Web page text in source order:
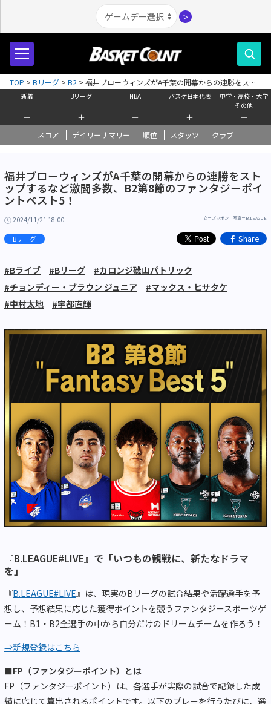
＞
新着
＋
Bリーグ
＋
NBA
＋
バスケ日本代表
＋
中学・高校・大学
その他
＋
スコア デイリーサマリー 順位 スタッツ クラブ
TOP > Bリーグ > B2 > 福井ブローウィンズがA千葉の開幕からの連勝をスト
ップするなど激闘多数、B2第8節のファンタジーポイントベスト5！
福井ブローウィンズがA千葉の開幕からの連勝をスト
ップするなど激闘多数、B2第8節のファンタジーポイ
ントベスト5！
2024/11/21 18:00 文＝ズッボン 写真＝B.LEAGUE
Bリーグ Share
#Bライブ #Bリーグ
#カロンジ磯山パトリック
#チョンディー・ブラウン ジュニア
#マックス・ヒサタケ
#中村太地
#宇都直輝
『B.LEAGUE#LIVE』で「いつもの観戦に、新たなドラマ
を」
『B.LEAGUE#LIVE 』は、現実のBリーグの試合結果や活躍選手を予
想し、予想結果に応じた獲得ポイントを競うファンタジースポーツゲ
ーム！B1・B2全選手の中から自分だけのドリームチームを作ろう！
⇒新規登録はこちら
■FP（ファンタジーポイント）とは
FP（ファンタジーポイント）は、各選手が実際の試合で記録した成
績に応じて算出されるポイントです。以下のプレーを行うたびに、選